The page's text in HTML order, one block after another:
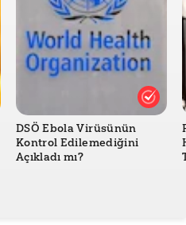
DSÖ Ebola Virüsünün
Kontrol Edilemediğini
Açıkladı mı?